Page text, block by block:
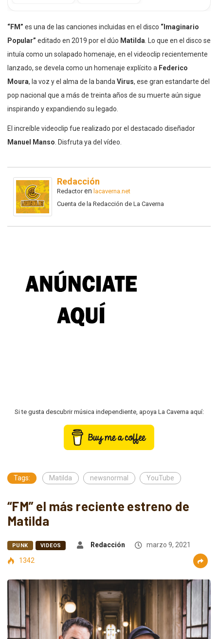
“FM” es una de las canciones incluidas en el disco “Imaginario
Popular” editado en 2019 por el dúo Matilda . Lo que en el disco se
intuía como un solapado homenaje, en el videoclip recientemente
lanzado, se devela como un homenaje explícito a Federico
Moura, la voz y el alma de la banda Virus, ese gran estandarte del
pop nacional que a más de treinta años de su muerte aún sigue
inspirando y expandiendo su legado.
El increíble videoclip fue realizado por el destacado diseñador
Manuel Manso . Disfruta ya del vídeo.
Redacción
Redactoren lacaverna.net
Cuenta de la Redacción de La Caverna
Si te gusta descubrir música independiente, apoya La Caverna aquí:
Tags: Matilda newsnormal YouTube
“FM” el más reciente estreno de
Matilda
PUNK VIDEOS Redacción
marzo 9, 2021
1342